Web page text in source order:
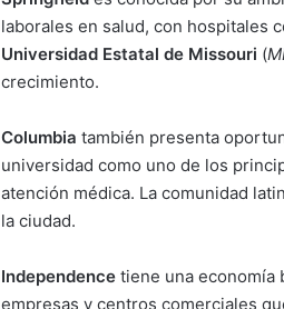
laborales en salud, con hospitales
Universidad Estatal de Missouri (
crecimiento.
Columbia también presenta
universidad como uno de los
atención médica. La comunidad
la ciudad.
Independence tiene una economía
empresas y centros comerciales